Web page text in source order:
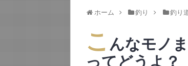
ホーム 釣り 釣り
こ んなモノ
ってどうよ